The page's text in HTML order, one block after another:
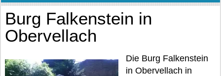
Burg Falkenstein in
Obervellach
Die Burg Falkenstein
in Obervellach in